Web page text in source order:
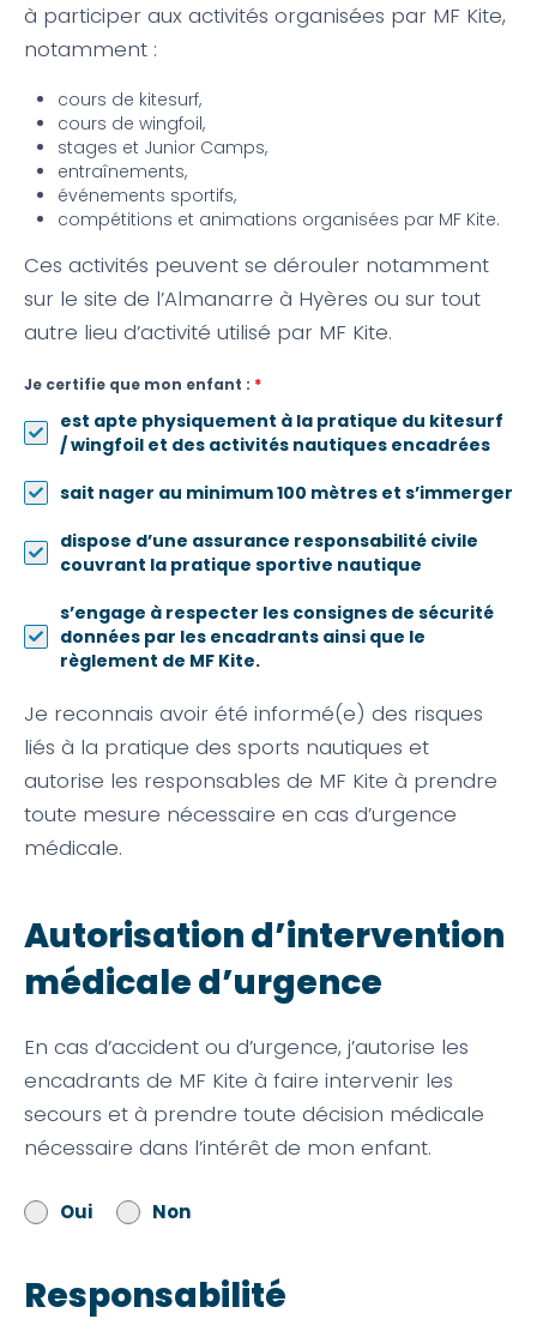
à participer aux activités organisées par MF Kite,
notamment :
cours de kitesurf,
cours de wingfoil,
stages et Junior Camps,
entraînements,
événements sportifs,
compétitions et animations organisées par MF Kite.
Ces activités peuvent se dérouler notamment
sur le site de l’Almanarre à Hyères ou sur tout
autre lieu d’activité utilisé par MF Kite.
Je certifie que mon enfant : *
est apte physiquement à la pratique du kitesurf
/ wingfoil et des activités nautiques encadrées
sait nager au minimum 100 mètres et s’immerger
dispose d’une assurance responsabilité civile
couvrant la pratique sportive nautique
s’engage à respecter les consignes de sécurité
données par les encadrants ainsi que le
règlement de MF Kite.
Je reconnais avoir été informé(e) des risques
liés à la pratique des sports nautiques et
autorise les responsables de MF Kite à prendre
toute mesure nécessaire en cas d’urgence
médicale.
Autorisation d’intervention
médicale d’urgence
En cas d’accident ou d’urgence, j’autorise les
encadrants de MF Kite à faire intervenir les
secours et à prendre toute décision médicale
nécessaire dans l’intérêt de mon enfant.
Oui Non
Responsabilité